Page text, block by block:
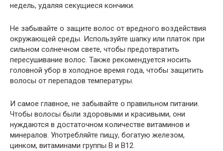
недель, удаляя секущиеся кончики.
Не забывайте о защите волос от вредного воздействия
окружающей среды. Используйте шапку или платок при
сильном солнечном свете, чтобы предотвратить
пересушивание волос. Также рекомендуется носить
головной убор в холодное время года, чтобы защитить
волосы от перепадов температуры.
И самое главное, не забывайте о правильном питании.
Чтобы волосы были здоровыми и красивыми, они
нуждаются в достаточном количестве витаминов и
минералов. Употребляйте пищу, богатую железом,
цинком, витаминами группы В и В12.